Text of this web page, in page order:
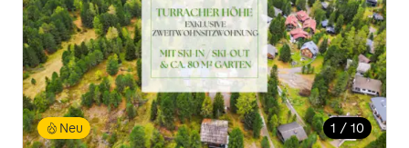
1 / 10
Neu